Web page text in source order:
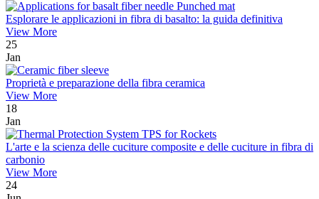
Esplorare le applicazioni in fibra di basalto: la guida definitiva
View More
25
Jan
Proprietà e preparazione della fibra ceramica
View More
18
Jan
L'arte e la scienza delle cuciture composite e delle cuciture in fibra di
carbonio
View More
24